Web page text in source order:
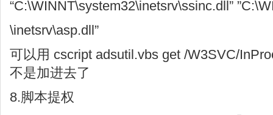
“C:\WINNT\system32\inetsrv\ssinc.dll”
\inetsrv\asp.dll”
可以用 cscript adsutil.vbs get /W3SVC/
不是加进去了
8.脚本提权